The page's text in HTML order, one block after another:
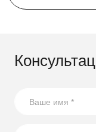
участок стал
21.07.2026
бутылок